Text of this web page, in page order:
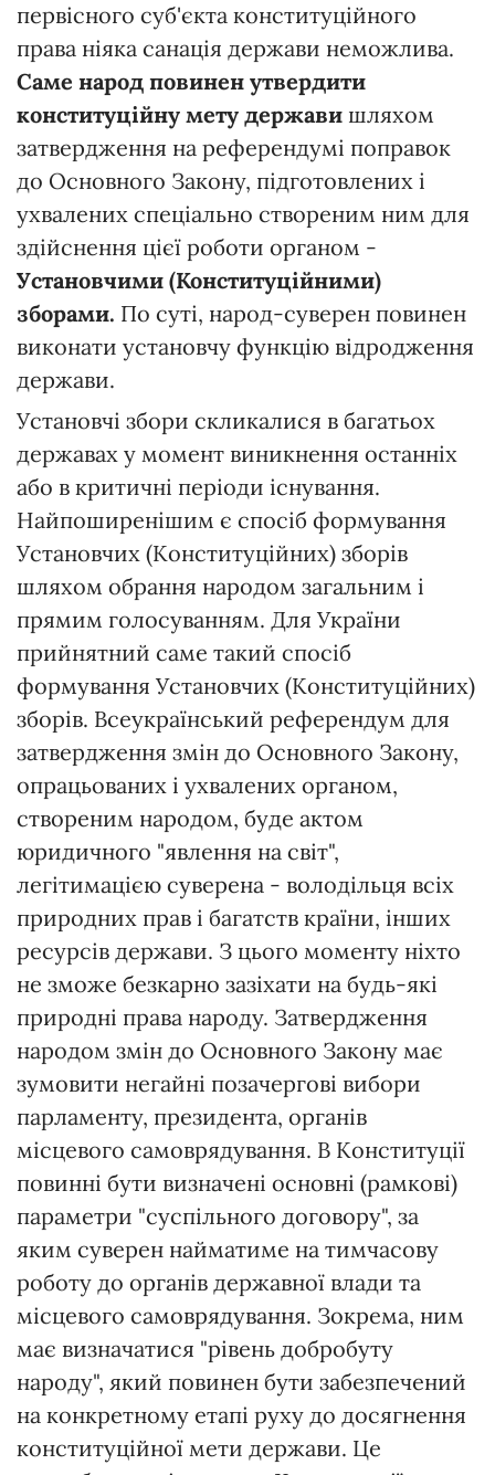
первісного суб'єкта конституційного
права ніяка санація держави неможлива.
Саме народ повинен утвердити
конституційну мету держави шляхом
затвердження на референдумі поправок
до Основного Закону, підготовлених і
ухвалених спеціально створеним ним для
здійснення цієї роботи органом -
Установчими (Конституційними)
зборами. По суті, народ-суверен повинен
виконати установчу функцію відродження
держави.
Установчі збори скликалися в багатьох
державах у момент виникнення останніх
або в критичні періоди існування.
Найпоширенішим є спосіб формування
Установчих (Конституційних) зборів
шляхом обрання народом загальним і
прямим голосуванням. Для України
прийнятний саме такий спосіб
формування Установчих (Конституційних)
зборів. Всеукраїнський референдум для
затвердження змін до Основного Закону,
опрацьованих і ухвалених органом,
створеним народом, буде актом
юридичного "явлення на світ",
легітимацією суверена - володільця всіх
природних прав і багатств країни, інших
ресурсів держави. З цього моменту ніхто
не зможе безкарно зазіхати на будь-які
природні права народу. Затвердження
народом змін до Основного Закону має
зумовити негайні позачергові вибори
парламенту, президента, органів
місцевого самоврядування. В Конституції
повинні бути визначені основні (рамкові)
параметри "суспільного договору", за
яким суверен найматиме на тимчасову
роботу до органів державної влади та
місцевого самоврядування. Зокрема, ним
має визначатися "рівень добробуту
народу", який повинен бути забезпечений
на конкретному етапі руху до досягнення
конституційної мети держави. Це